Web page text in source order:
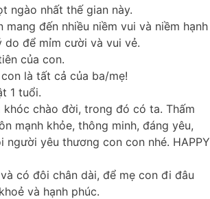
ngào nhất thế gian này.
đến nhiều niềm vui và niềm hạnh
do để mỉm cười và vui vẻ.
của con.
là tất cả của ba/mẹ!
1 tuổi.
chào đời, trong đó có ta. Thấm
mạnh khỏe, thông minh, đáng yêu,
yêu thương con con nhé. HAPPY
có đôi chân dài, để mẹ con đi đâu
và hạnh phúc.